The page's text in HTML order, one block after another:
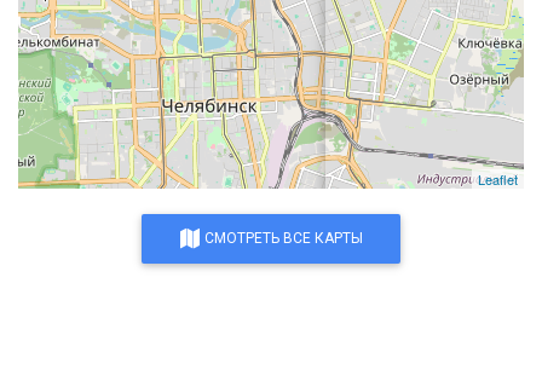
Leaflet
СМОТРЕТЬ ВСЕ КАРТЫ